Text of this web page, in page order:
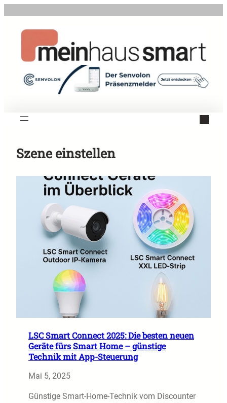
springen
Szene einstellen
LSC Smart Connect 2025: Die besten neuen
Geräte fürs Smart Home – günstige
Technik mit App-Steuerung
Mai 5, 2025
Günstige Smart-Home-Technik vom Discounter